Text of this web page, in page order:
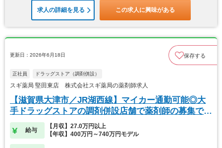
求人の詳細を見る この求人に興味がある
更新日：2026年6月18日 保存する
正社員 ドラッグストア（調剤併設）
スギ薬局 堅田東店 株式会社スギ薬局の薬剤師求人
【滋賀県大津市／JR湖西線】マイカー通勤可能◎大
手ドラッグストアの調剤併設店舗で薬剤師の募集で
す！
給与
【月収】27.0万円以上
【年収】400万円～740万円モデル